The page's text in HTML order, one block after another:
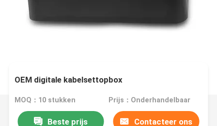
OEM digitale kabelsettopbox
MOQ：10 stukken Prijs：Onderhandelbaar
Beste prijs Contacteer ons